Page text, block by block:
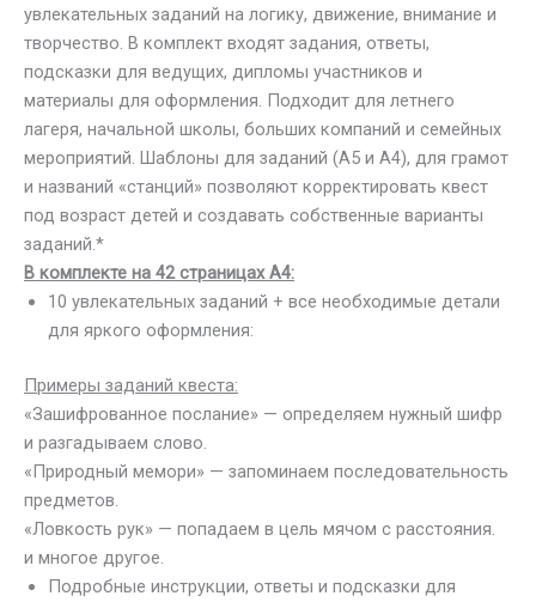
увлекательных заданий на логику, движение, внимание и
творчество. В комплект входят задания, ответы,
подсказки для ведущих, дипломы участников и
материалы для оформления. Подходит для летнего
лагеря, начальной школы, больших компаний и семейных
мероприятий. Шаблоны для заданий (А5 и А4), для грамот
и названий «станций» позволяют корректировать квест
под возраст детей и создавать собственные варианты
заданий.*
В комплекте на 42 страницах А4:
10 увлекательных заданий + все необходимые детали
для яркого оформления:
Примеры заданий квеста:
«Зашифрованное послание» — определяем нужный шифр
и разгадываем слово.
«Природный мемори» — запоминаем последовательность
предметов.
«Ловкость рук» — попадаем в цель мячом с расстояния.
и многое другое.
Подробные инструкции, ответы и подсказки для